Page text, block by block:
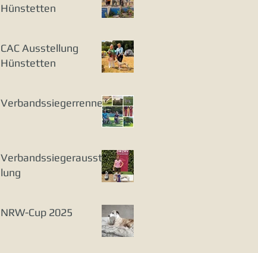
Hünstetten
CAC Ausstellung
Hünstetten
Verbandssiegerrennen
Verbandssiegerausstel
lung
NRW-Cup 2025